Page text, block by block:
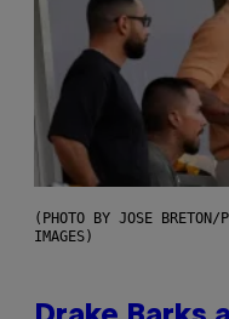
(PHOTO BY JOSE BRETON/
IMAGES)